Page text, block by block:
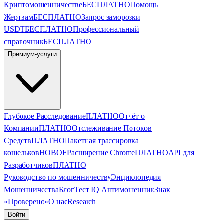
КриптомошенничествеБЕСПЛАТНОПомощь
ЖертвамБЕСПЛАТНОЗапрос заморозки
USDTБЕСПЛАТНОПрофессиональный
справочникБЕСПЛАТНО
Премиум-услуги
Глубокое РасследованиеПЛАТНООтчёт о
КомпанииПЛАТНООтслеживание Потоков
СредствПЛАТНОПакетная трассировка
кошельковНОВОЕРасширение ChromeПЛАТНОAPI для
РазработчиковПЛАТНО
Руководство по мошенничествуЭнциклопедия
МошенничестваБлогТест IQ АнтимошенникЗнак
«Проверено»О насResearch
Войти